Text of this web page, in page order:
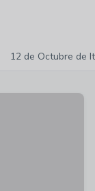
12 de Octubre de